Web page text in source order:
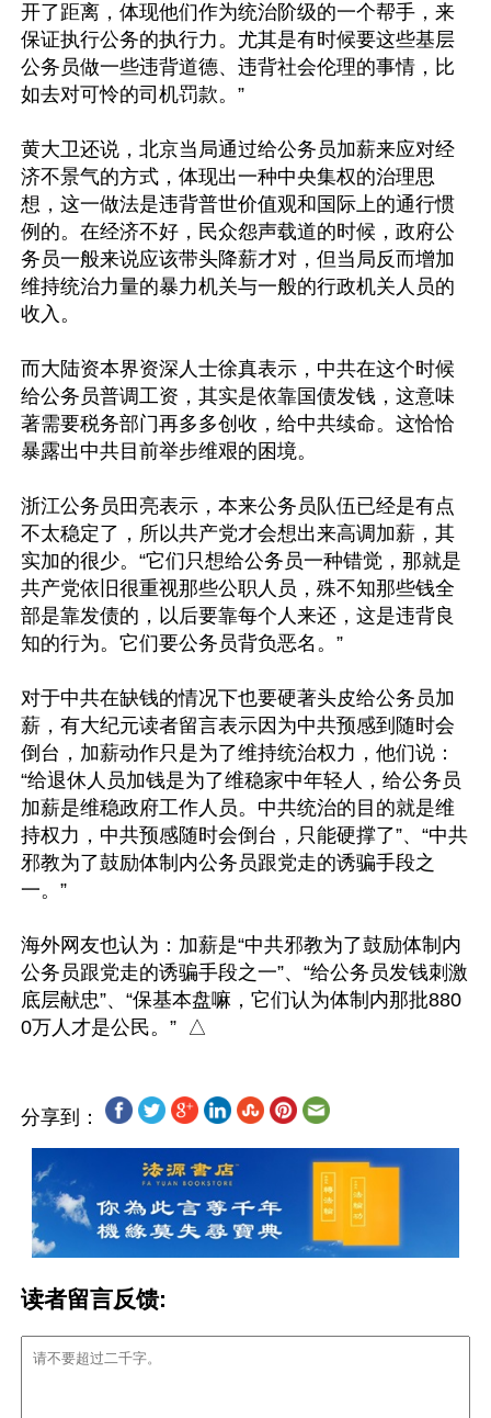
开了距离，体现他们作为统治阶级的一个帮手，来
保证执行公务的执行力。尤其是有时候要这些基层
公务员做一些违背道德、违背社会伦理的事情，比
如去对可怜的司机罚款。”
黄大卫还说，北京当局通过给公务员加薪来应对经
济不景气的方式，体现出一种中央集权的治理思
想，这一做法是违背普世价值观和国际上的通行惯
例的。在经济不好，民众怨声载道的时候，政府公
务员一般来说应该带头降薪才对，但当局反而增加
维持统治力量的暴力机关与一般的行政机关人员的
收入。
而大陆资本界资深人士徐真表示，中共在这个时候
给公务员普调工资，其实是依靠国债发钱，这意味
著需要税务部门再多多创收，给中共续命。这恰恰
暴露出中共目前举步维艰的困境。
浙江公务员田亮表示，本来公务员队伍已经是有点
不太稳定了，所以共产党才会想出来高调加薪，其
实加的很少。“它们只想给公务员一种错觉，那就是
共产党依旧很重视那些公职人员，殊不知那些钱全
部是靠发债的，以后要靠每个人来还，这是违背良
知的行为。它们要公务员背负恶名。”
对于中共在缺钱的情况下也要硬著头皮给公务员加
薪，有大纪元读者留言表示因为中共预感到随时会
倒台，加薪动作只是为了维持统治权力，他们说：
“给退休人员加钱是为了维稳家中年轻人，给公务员
加薪是维稳政府工作人员。中共统治的目的就是维
持权力，中共预感随时会倒台，只能硬撑了”、“中共
邪教为了鼓励体制内公务员跟党走的诱骗手段之
一。”
海外网友也认为：加薪是“中共邪教为了鼓励体制内
公务员跟党走的诱骗手段之一”、“给公务员发钱刺激
底层献忠”、“保基本盘嘛，它们认为体制内那批880
分享到：
读者留言反馈: